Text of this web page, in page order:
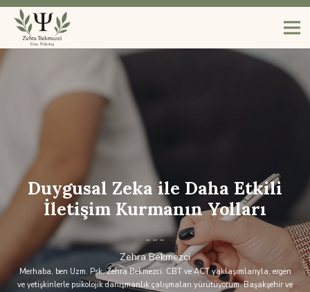
Duygusal Zeka ile Daha Etkili
İletişim Kurmanın Yolları
Zehra Bekmezci
Merhaba, ben Uzm. Psk. Zehra Bekmezci. CBT ve ACT yaklaşımlarıyla, ergen
ve yetişkinlerle psikolojik danışmanlık çalışmaları yürütüyorum. Başakşehir ve